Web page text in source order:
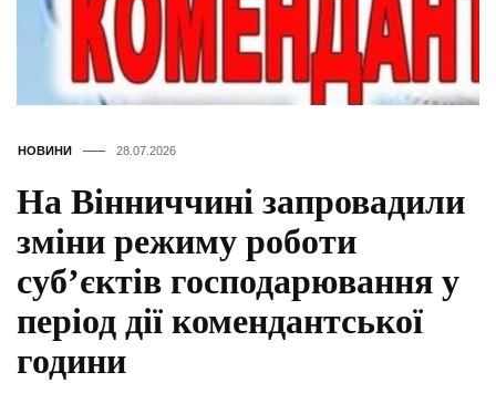
НОВИНИ 28.07.2026
На Вінниччині запровадили
зміни режиму роботи
суб’єктів господарювання у
період дії комендантської
години